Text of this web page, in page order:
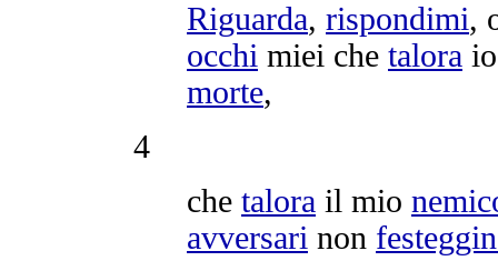
Riguarda, rispondimi,
occhi miei che talora
morte,
4
che talora il mio
avversari non